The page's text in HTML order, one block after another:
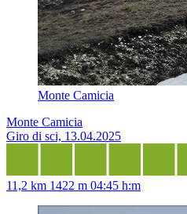
Monte Camicia
Monte Camicia
Giro di sci, 13.04.2025
11,2 km 1422 m 04:45 h:m